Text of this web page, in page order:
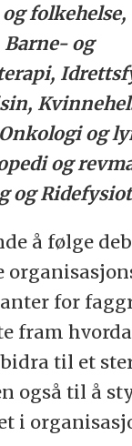
folkehelse,
og
og
og
og
å følge
for
fram
til et
også til å
i